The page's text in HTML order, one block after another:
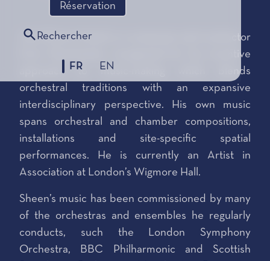
Réservation
Rechercher
FR EN
Jack Sheen (1993) is a composer and conductor
from Manchester, recognised for his inventive
approach to music-making which blends
orchestral traditions with an expansive
interdisciplinary perspective. His own music
spans orchestral and chamber compositions,
installations and site-specific spatial
performances. He is currently an Artist in
Association at London’s Wigmore Hall.
Sheen’s music has been commissioned by many
of the orchestras and ensembles he regularly
conducts, such the London Symphony
Orchestra, BBC Philharmonic and Scottish